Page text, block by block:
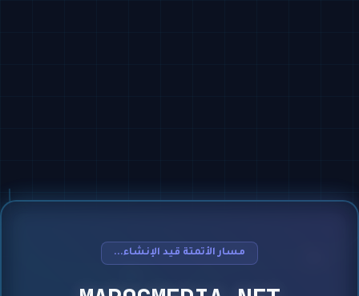
مسار الأتمتة قيد الإنشاء...